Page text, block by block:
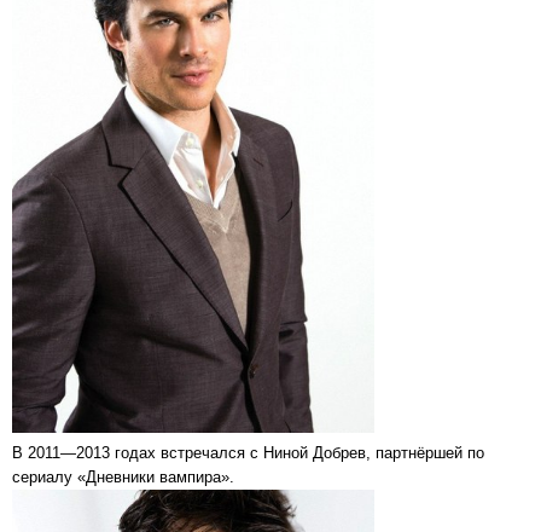
В 2011—2013 годах встречался с Ниной Добрев, партнёршей по
сериалу «Дневники вампира».